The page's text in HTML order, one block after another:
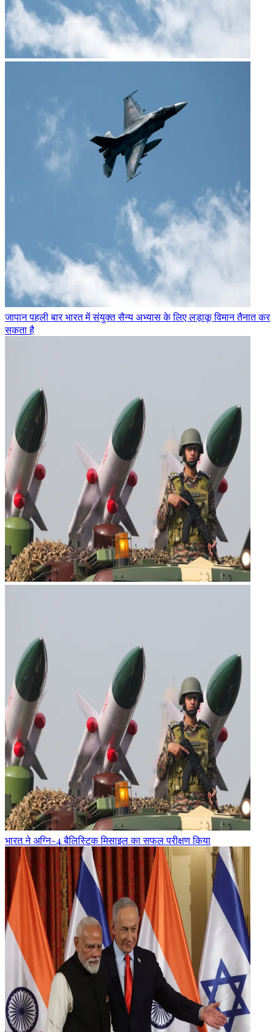
जापान पहली बार भारत में संयुक्त सैन्य अभ्यास के लिए लड़ाकू विमान तैनात कर
सकता है
भारत ने अग्नि-4 बैलिस्टिक मिसाइल का सफल परीक्षण किया